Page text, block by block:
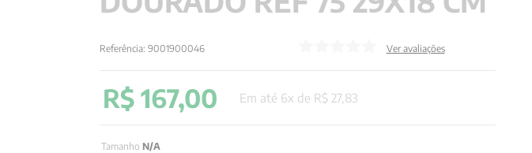
Referência:9001900046 Ver avaliações
R$ 167,00 Em até 6x de R$ 27, 83
Tamanho N/A